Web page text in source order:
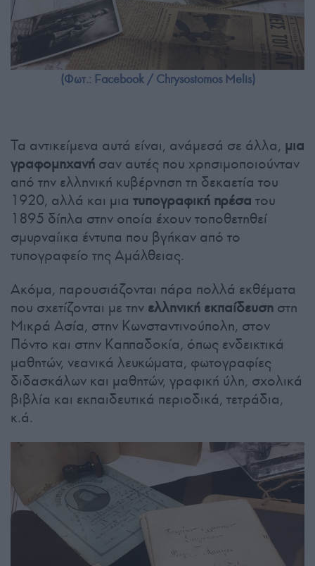
(Φωτ.: Facebook / Chrysostomos Melis)
Τα αντικείμενα αυτά είναι, ανάμεσά σε άλλα, μια
γραφομηχανή σαν αυτές που χρησιμοποιούνταν
από την ελληνική κυβέρνηση τη δεκαετία του
1920, αλλά και μια τυπογραφική πρέσα του
1895 δίπλα στην οποία έχουν τοποθετηθεί
σμυρναίικα έντυπα που βγήκαν από το
τυπογραφείο της Αμάλθειας.
Ακόμα, παρουσιάζονται πάρα πολλά εκθέματα
που σχετίζονται με την ελληνική εκπαίδευση στη
Μικρά Ασία, στην Κωνσταντινούπολη, στον
Πόντο και στην Καππαδοκία, όπως ενδεικτικά
μαθητών, νεανικά λευκώματα, φωτογραφίες
διδασκάλων και μαθητών, γραφική ύλη, σχολικά
βιβλία και εκπαιδευτικά περιοδικά, τετράδια,
κ.ά.